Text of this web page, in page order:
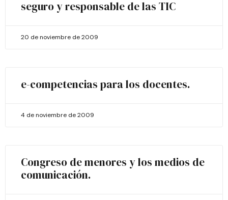
seguro y responsable de las TIC
20 de noviembre de 2009
e-competencias para los docentes.
4 de noviembre de 2009
Congreso de menores y los medios de
comunicación.